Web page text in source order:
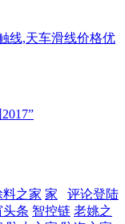
线,天车滑线价格优
评论登陆
料之家 家
头条 智控链 老姚之